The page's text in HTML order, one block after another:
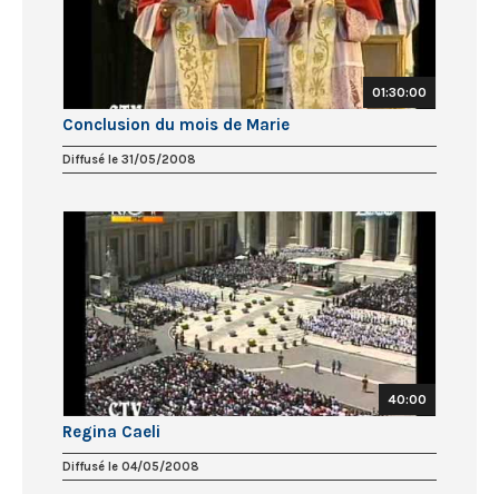
01:30:00
Conclusion du mois de Marie
Diffusé le 31/05/2008
40:00
Regina Caeli
Diffusé le 04/05/2008